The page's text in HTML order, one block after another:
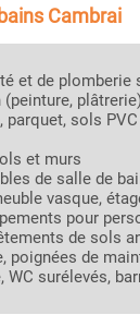
Cambrai
et de plomberie
plâtrerie)
parquet, sols
et murs
de salle de
vasque,
pour
de sols
poignées de
WC surélevés,